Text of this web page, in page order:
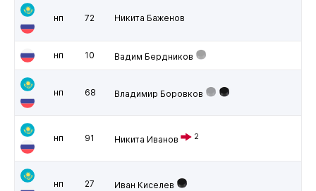
нп 72 Никита Баженов
нп 10 Вадим Бердников
нп 68 Владимир Боровков
нп 91 Никита Иванов 2
нп 27 Иван Киселев